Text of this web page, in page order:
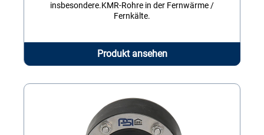
insbesondere.KMR-Rohre in der Fernwärme /
Fernkälte.
Produkt ansehen